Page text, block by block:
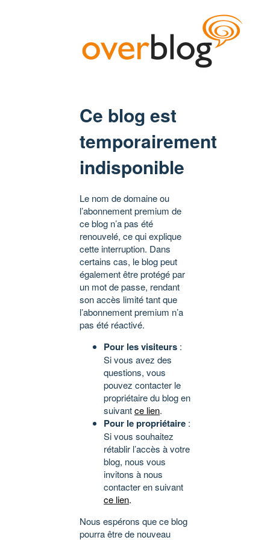
Ce blog est
temporairement
indisponible
Le nom de domaine ou
l’abonnement premium de
ce blog n’a pas été
renouvelé, ce qui explique
cette interruption. Dans
certains cas, le blog peut
également être protégé par
un mot de passe, rendant
son accès limité tant que
l’abonnement premium n’a
pas été réactivé.
Pour les visiteurs :
Si vous avez des
questions, vous
pouvez contacter le
propriétaire du blog en
suivantce lien.
Pour le propriétaire :
Si vous souhaitez
rétablir l’accès à votre
blog, nous vous
invitons à nous
contacter en suivant
ce lien.
Nous espérons que ce blog
pourra être de nouveau